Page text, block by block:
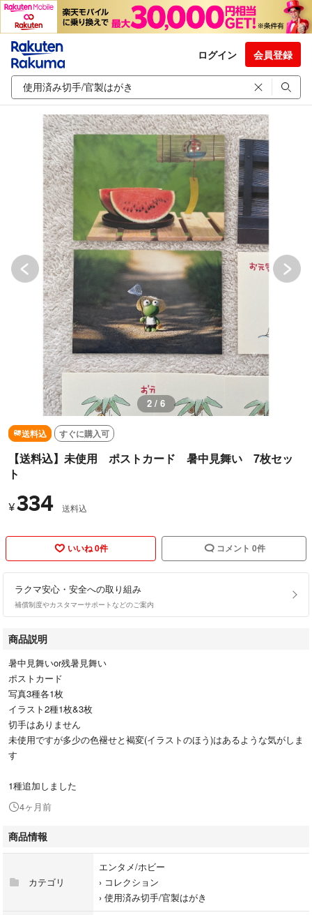
ログイン 会員登録
3 / 6
送料込 すぐに購入可
【送料込】未使用 ポストカード 暑中見舞い 7枚セッ
ト
¥334 送料込
いいね 0件 コメント 0件
ラクマ安心・安全への取り組み
補償制度やカスタマーサポートなどのご案内
商品説明
暑中見舞いor残暑見舞い
ポストカード
写真3種各1枚
イラスト2種1枚&3枚
切手はありません
未使用ですが多少の色褪せと褐変(イラストのほう)はあるような気がしま
す
1種追加しました
4ヶ月前
商品情報
カテゴリ
エンタメ/ホビー
› コレクション
› 使用済み切手/官製はがき